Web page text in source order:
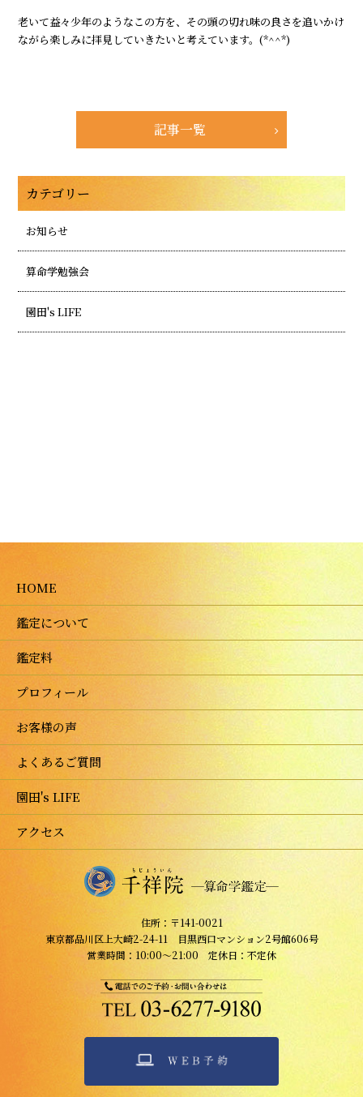
老いて益々少年のようなこの方を、その頭の切れ味の良さを追いかけ
ながら楽しみに拝見していきたいと考えています。(*^^*)
記事一覧
カテゴリー
お知らせ
算命学勉強会
園田's LIFE
HOME
鑑定について
鑑定料
プロフィール
お客様の声
よくあるご質問
園田's LIFE
アクセス
住所：〒141-0021
東京都品川区上大崎2-24-11 目黒西口マンション2号館606号
営業時間：10:00～21:00 定休日：不定休